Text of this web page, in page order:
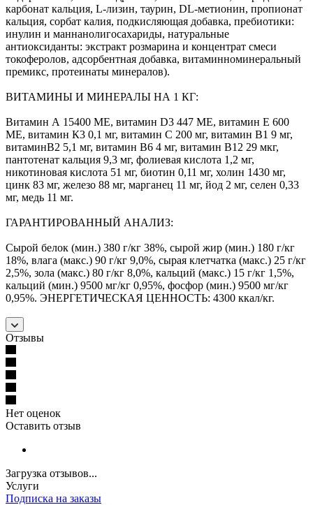
карбонат кальция, L-лизин, таурин, DL-метионин, пропионат
кальция, сорбат калия, подкисляющая добавка, пребиотики:
инулин и маннанолигосахариды, натуральные
антиоксиданты: экстракт розмарина и концентрат смеси
токоферолов, адсорбентная добавка, витаминноминеральный
премикс, протеинаты минералов).
ВИТАМИНЫ И МИНЕРАЛЫ НА 1 КГ:
Витамин А 15400 МЕ, витамин D3 447 МЕ, витамин Е 600
МЕ, витамин К3 0,1 мг, витамин С 200 мг, витамин В1 9 мг,
витаминВ2 5,1 мг, витамин В6 4 мг, витамин В12 29 мкг,
пантотенат кальция 9,3 мг, фолиевая кислота 1,2 мг,
никотиновая кислота 51 мг, биотин 0,11 мг, холин 1430 мг,
цинк 83 мг, железо 88 мг, марганец 11 мг, йод 2 мг, селен 0,33
мг, медь 11 мг.
ГАРАНТИРОВАННЫЙ АНАЛИЗ:
Сырой белок (мин.) 380 г/кг 38%, сырой жир (мин.) 180 г/кг
18%, влага (макс.) 90 г/кг 9,0%, сырая клетчатка (макс.) 25 г/кг
2,5%, зола (макс.) 80 г/кг 8,0%, кальций (макс.) 15 г/кг 1,5%,
кальций (мин.) 9500 мг/кг 0,95%, фосфор (мин.) 9500 мг/кг
0,95%. ЭНЕРГЕТИЧЕСКАЯ ЦЕННОСТЬ: 4300 ккал/кг.
Отзывы
Нет оценок
Оставить отзыв
Загрузка отзывов...
Услуги
Подписка на заказы